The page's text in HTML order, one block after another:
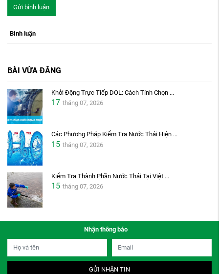
Gửi bình luận
Bình luận
BÀI VỪA ĐĂNG
Khởi Động Trực Tiếp DOL: Cách Tính Chọn ...
17 tháng 07, 2026
Các Phương Pháp Kiểm Tra Nước Thải Hiện ...
15 tháng 07, 2026
Kiểm Tra Thành Phần Nước Thải Tại Việt ...
15 tháng 07, 2026
Nhận thông báo
GỬI NHẬN TIN